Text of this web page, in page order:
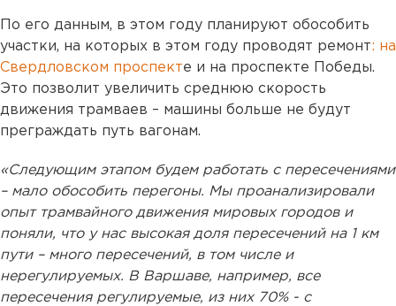
По его данным, в этом году планируют обособить
участки, на которых в этом году проводят ремонт: на
Свердловском проспекте и на проспекте Победы.
Это позволит увеличить среднюю скорость
движения трамваев – машины больше не будут
преграждать путь вагонам.
«Следующим этапом будем работать с пересечениями
– мало обособить перегоны. Мы проанализировали
опыт трамвайного движения мировых городов и
поняли, что у нас высокая доля пересечений на 1 км
пути – много пересечений, в том числе и
нерегулируемых. В Варшаве, например, все
пересечения регулируемые, из них 70% - с